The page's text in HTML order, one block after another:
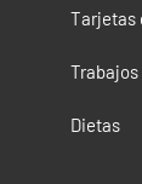
Tarjetas
Trabajos
Dietas